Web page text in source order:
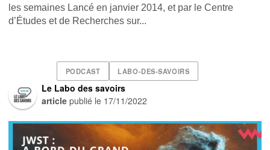
les semaines Lancé en janvier 2014, et par le Centre
d’Études et de Recherches sur...
PODCAST LABO-DES-SAVOIRS
Le Labo des savoirs
article publié le 17/11/2022